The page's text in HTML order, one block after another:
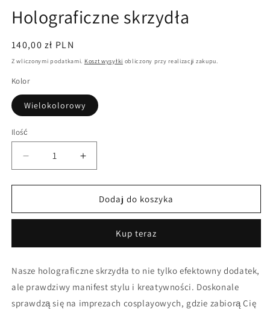
Holograficzne skrzydła
Cena
regularna
140,00 zł PLN
Z wliczonymi podatkami. Koszt wysyłki obliczony przy realizacji zakupu.
Kolor
Wielokolorowy
Ilość
Zmniejsz
ilość
dla
skrzydła
Zwiększ
ilość
dla
Holograficzne
skrzydła
Dodaj do koszyka
Kup teraz
Nasze holograficzne skrzydła to nie tylko efektowny dodatek,
ale prawdziwy manifest stylu i kreatywności. Doskonale
sprawdzą się na imprezach cosplayowych, gdzie zabiorą Cię